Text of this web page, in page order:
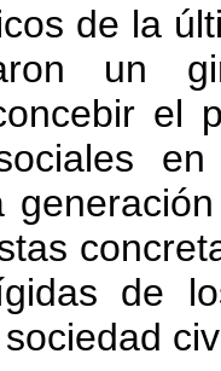
de la
un
el
sociales
de